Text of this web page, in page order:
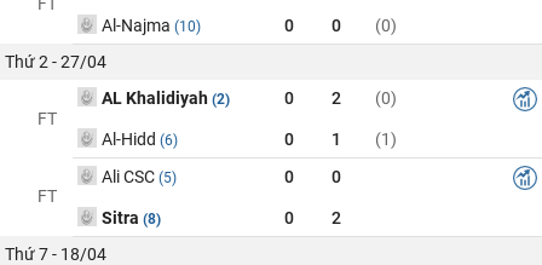
Al-Najma (10) 0 0
(0)
Thứ 2 - 27/04
FT
AL Khalidiyah (2) 0 2 (0)
Al-Hidd (6) 0 1 (1)
FT
Ali CSC (5) 0 0
Sitra (8) 0
2
Thứ 7 - 18/04